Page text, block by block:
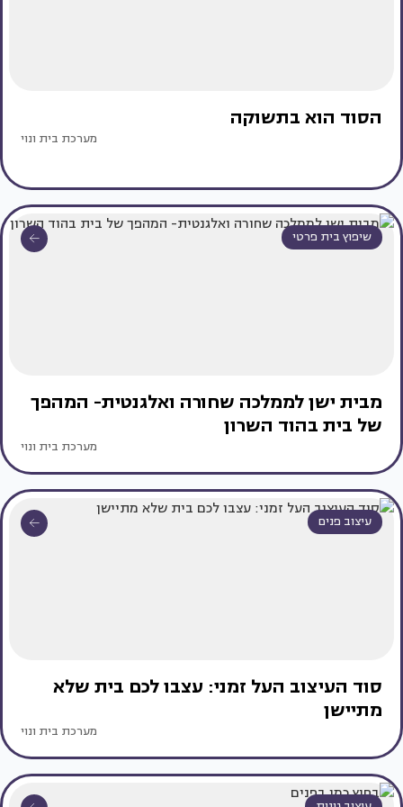
הסוד הוא בתשוקה
מערכת בית ונוי
שיפוץ בית פרטי
מבית ישן לממלכה שחורה ואלגנטית- המהפך
של בית בהוד השרון
מערכת בית ונוי
עיצוב פנים
סוד העיצוב העל זמני: עצבו לכם בית שלא
מתיישן
מערכת בית ונוי